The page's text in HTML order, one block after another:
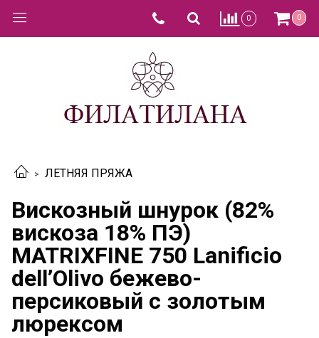
0 0
ЛЕТНЯЯ ПРЯЖА
Вискозный шнурок (82%
вискоза 18% ПЭ)
MATRIXFINE 750 Lanificio
dell’Olivo бежево-
персиковый с золотым
люрексом